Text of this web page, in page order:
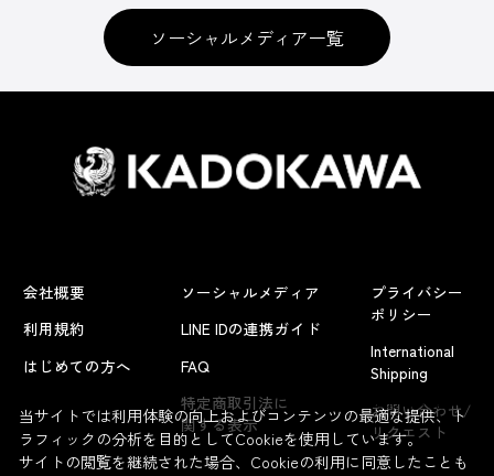
よくあるお問い合わせ
ソーシャルメディア一覧
会社概要
利用規約
はじめての方へ
ソーシャルメディア
LINE IDの連携ガイド
FAQ
特定商取引法に
関する表示
プライバシー
ポリシー
International
Shipping
お問い合わせ/
リクエスト
当サイトでは利用体験の向上およびコンテンツの最適な提供、ト
ラフィックの分析を目的としてCookieを使用しています。
サイトの閲覧を継続された場合、Cookieの利用に同意したことも